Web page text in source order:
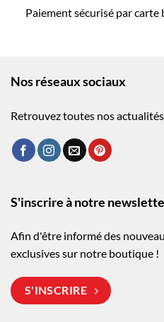
Paiement sécurisé par carte
Nos réseaux sociaux
Retrouvez toutes nos
S'inscrire à notre
Afin d'être informé des
exclusives sur notre boutique !
S'INSCRIRE